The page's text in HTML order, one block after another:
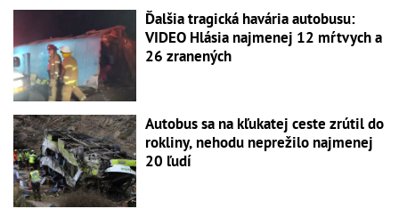
Ďalšia tragická havária autobusu:
VIDEO Hlásia najmenej 12 mŕtvych a
26 zranených
Autobus sa na kľukatej ceste zrútil do
rokliny, nehodu neprežilo najmenej
20 ľudí